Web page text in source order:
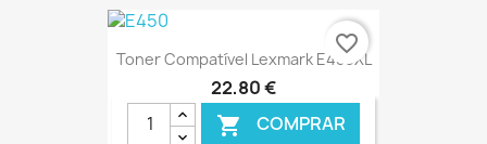
€ ONLINE
Toner Compatível Lexmark E450XL
22,80 €
 COMPRAR
favorite_border